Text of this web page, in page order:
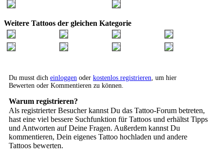
Weitere Tattoos der gleichen Kategorie
Du musst dich einloggen oder kostenlos registrieren, um hier
Bewerten oder Kommentieren zu können.
Warum registrieren?
Als registrierter Besucher kannst Du das Tattoo-Forum betreten,
hast eine viel bessere Suchfunktion für Tattoos und erhältst Tipps
und Antworten auf Deine Fragen. Außerdem kannst Du
kommentieren, Dein eigenes Tattoo hochladen und andere
Tattoos bewerten.